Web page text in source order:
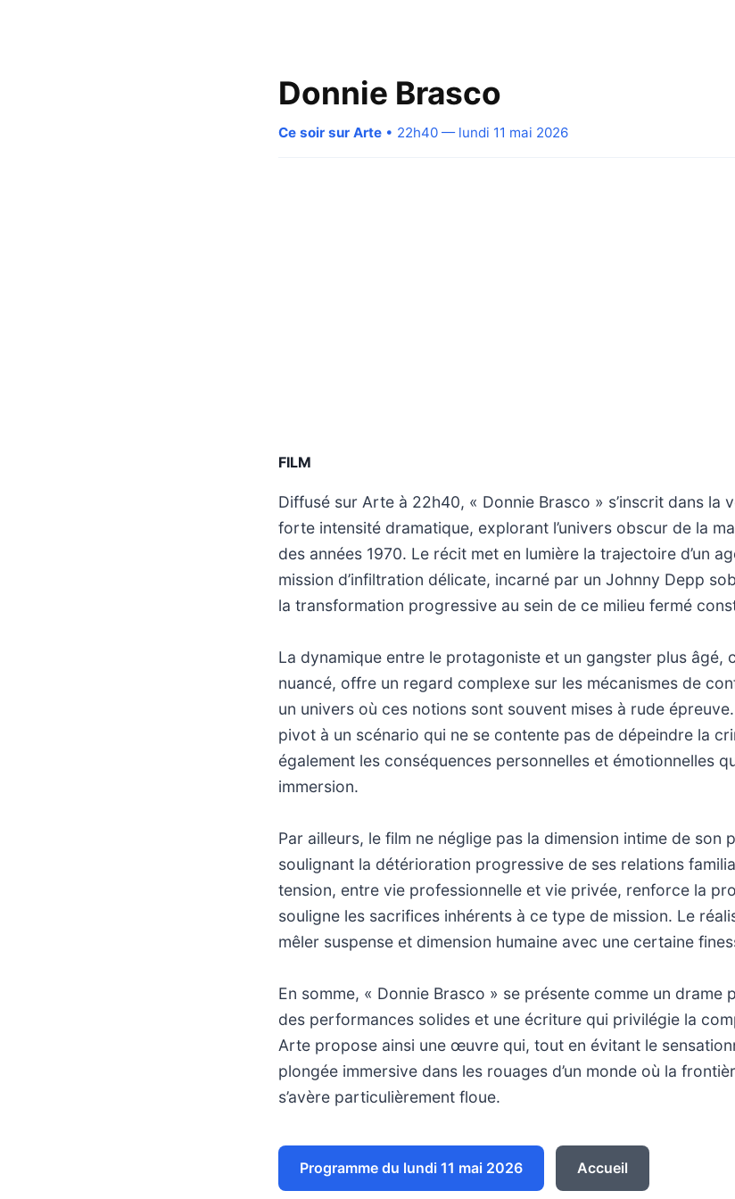
Donnie Brasco
Ce soir sur Arte • 22h40 — lundi 11 mai 2026
FILM
Diffusé sur Arte à 22h40, « Donnie Brasco » s’inscrit dans la
forte intensité dramatique, explorant l’univers obscur de la
des années 1970. Le récit met en lumière la trajectoire d’un
mission d’infiltration délicate, incarné par un Johnny Depp
la transformation progressive au sein de ce milieu fermé
La dynamique entre le protagoniste et un gangster plus âgé,
nuancé, offre un regard complexe sur les mécanismes de
un univers où ces notions sont souvent mises à rude
pivot à un scénario qui ne se contente pas de dépeindre la
également les conséquences personnelles et émotionnelles
immersion.
Par ailleurs, le film ne néglige pas la dimension intime de son
soulignant la détérioration progressive de ses relations
tension, entre vie professionnelle et vie privée, renforce la
souligne les sacrifices inhérents à ce type de mission. Le
mêler suspense et dimension humaine avec une certaine
En somme, « Donnie Brasco » se présente comme un drame
des performances solides et une écriture qui privilégie la
Arte propose ainsi une œuvre qui, tout en évitant le
plongée immersive dans les rouages d’un monde où la
s’avère particulièrement floue.
Programme du lundi 11 mai 2026 Accueil